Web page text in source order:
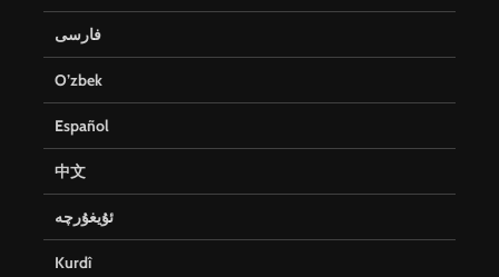
فارسی
O’zbek
Español
中文
ئۇيغۇرچە
Kurdî